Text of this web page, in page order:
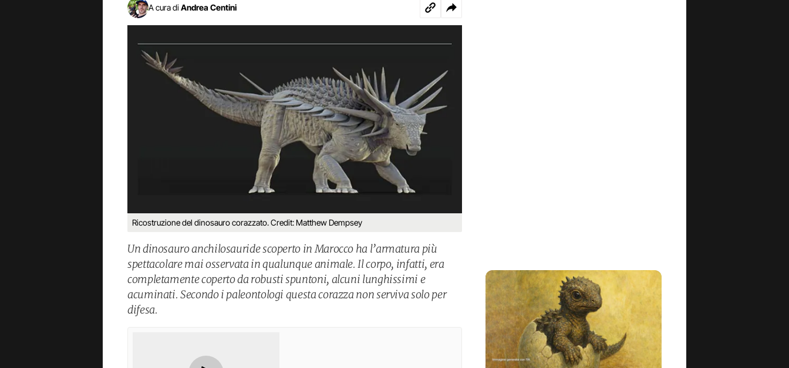
A cura di Andrea Centini
Ricostruzione del dinosauro corazzato. Credit: Matthew Dempsey
Un dinosauro anchilosauride scoperto in Marocco ha l’armatura più
spettacolare mai osservata in qualunque animale. Il corpo, infatti, era
completamente coperto da robusti spuntoni, alcuni lunghissimi e
acuminati. Secondo i paleontologi questa corazza non serviva solo per
difesa.